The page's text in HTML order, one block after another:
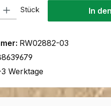
Gib den gewünschten Wert
Stück In
RW02882-03
Werktage